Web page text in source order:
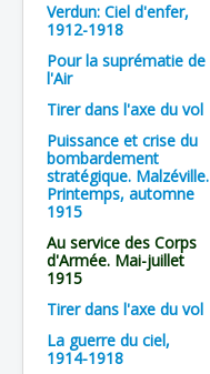
Verdun: Ciel d'enfer,
1912-1918
Pour la suprématie de
l'Air
Tirer dans l'axe du vol
Puissance et crise du
bombardement
stratégique. Malzéville.
Printemps, automne
1915
Au service des Corps
d'Armée. Mai-juillet
1915
Tirer dans l'axe du vol
La guerre du ciel,
1914-1918